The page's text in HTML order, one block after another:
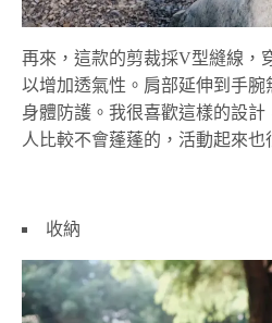
再來，這款的剪裁採V型縫線，
以增加透氣性。肩部延伸到手
身體防護。我很喜歡這樣的設計
人比較不會蓬蓬的，活動起來也
收納